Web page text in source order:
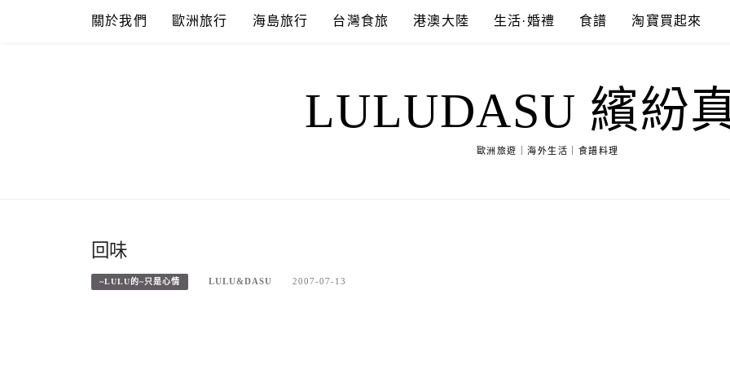
關於我們 歐洲旅行 海島旅行 台灣食旅 港澳大陸 生活·婚禮 食譜 淘寶買起來
LULUDASU 繽紛
歐洲旅遊｜海外生活｜食譜料理
回味
~LULU的~只是心情 LULU&DASU 2007-07-13